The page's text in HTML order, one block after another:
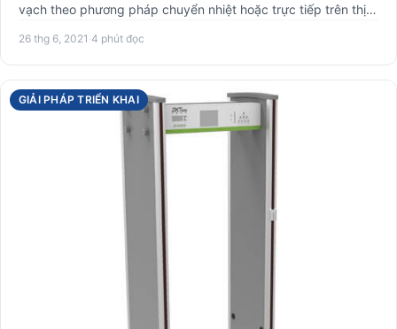
vạch theo phương pháp chuyển nhiệt hoặc trực tiếp trên thị
26 thg 6, 2021 ·4 phút đọc
GIẢI PHÁP TRIỂN KHAI